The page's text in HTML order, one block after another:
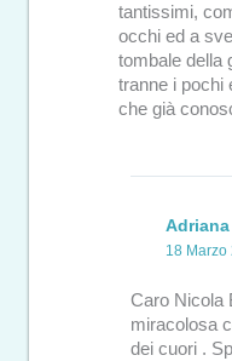
tantissimi,
occhi ed a
tombale della
tranne i pochi
che già
Adriana
18 Marzo
Caro Nicola
miracolosa
dei cuori .